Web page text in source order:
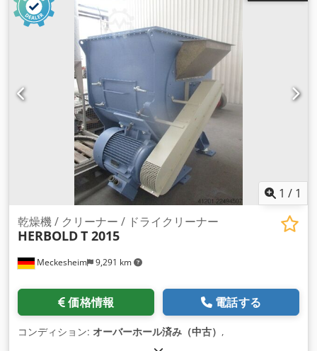
1 / 1
Meckesheim 9,291 km
乾燥機 / クリーナー / ドライクリーナー
HERBOLDT 2015
価格情報 電話する
コンディション: オーバーホール済み（中古） ,